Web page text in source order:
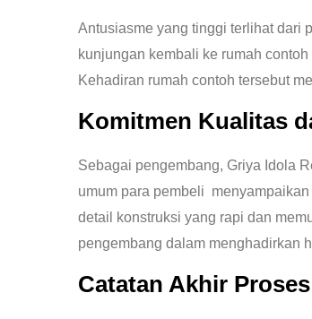
Antusiasme yang tinggi terlihat dari
kunjungan kembali ke rumah
Kehadiran rumah contoh tersebut
Komitmen Kualitas
Sebagai pengembang, Griya Idola
umum para pembeli
detail konstruksi yang rapi dan
pengembang dalam menghadirkan
Catatan Akhir